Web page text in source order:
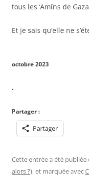
tous les ‘Amîns de
Et je sais qu’elle ne
M.B., 15
octobre 2023
.
Partager :
Partager
Cette entrée a été publiée
alors ?), et marquée avec